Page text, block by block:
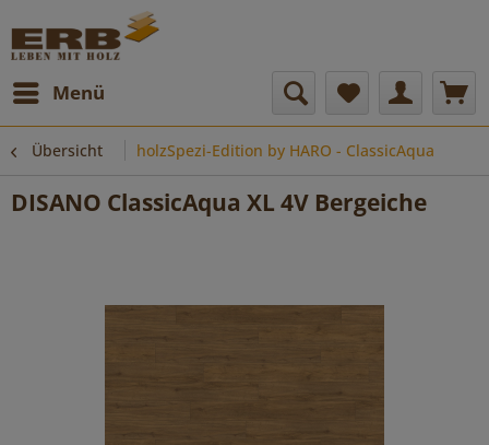
Menü
Übersicht holzSpezi-Edition by HARO - ClassicAqua
DISANO ClassicAqua XL 4V Bergeiche